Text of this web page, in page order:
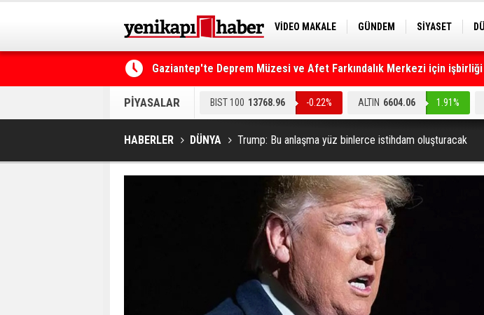
VİDEO MAKALE GÜNDEM SİYASET
Gaziantep'te Deprem Müzesi ve Afet Farkındalık Merkezi için
Resmi Gazete'de Bugün
PİYASALAR BIST 100 13768.96 -0.22% ALTIN 6604.06 1.91%
HABERLER DÜNYA Trump: Bu anlaşma yüz binlerce istihdam oluşturacak